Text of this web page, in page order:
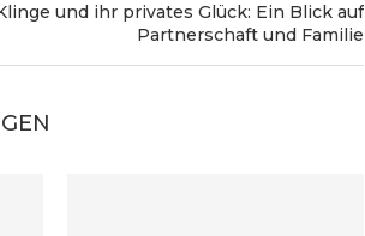
und ihr privates Glück: Ein Blick auf
Partnerschaft und Familie